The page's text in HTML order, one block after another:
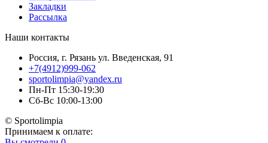
Закладки
Рассылка
Наши контакты
Россия, г. Рязань ул. Введенская, 91
+7(4912)999-062
sportolimpia@yandex.ru
Пн-Пт 15:30-19:30
Сб-Вс 10:00-13:00
© Sportolimpia
Принимаем к оплате: